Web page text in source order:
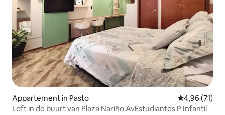
Appartement in Pasto Gemiddelde
4,96 (71)
Loft in de buurt van Plaza Nariño AvEstudiantes P Infantil